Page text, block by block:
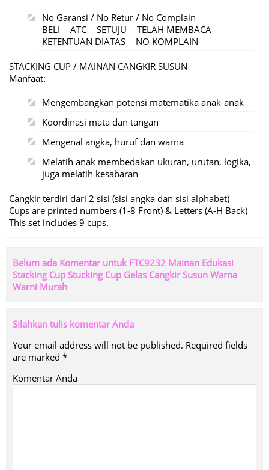
No Garansi / No Retur / No Complain
BELI = ATC = SETUJU = TELAH MEMBACA
KETENTUAN DIATAS = NO KOMPLAIN
STACKING CUP / MAINAN CANGKIR SUSUN
Manfaat:
Mengembangkan potensi matematika anak-anak
Koordinasi mata dan tangan
Mengenal angka, huruf dan warna
Melatih anak membedakan ukuran, urutan, logika,
juga melatih kesabaran
Cangkir terdiri dari 2 sisi (sisi angka dan sisi alphabet)
Cups are printed numbers (1-8 Front) & Letters (A-H Back)
This set includes 9 cups.
Belum ada Komentar untuk FTC9232 Mainan Edukasi
Stacking Cup Stucking Cup Gelas Cangkir Susun Warna
Warni Murah
Silahkan tulis komentar Anda
Your email address will not be published. Required fields
are marked *
Komentar Anda